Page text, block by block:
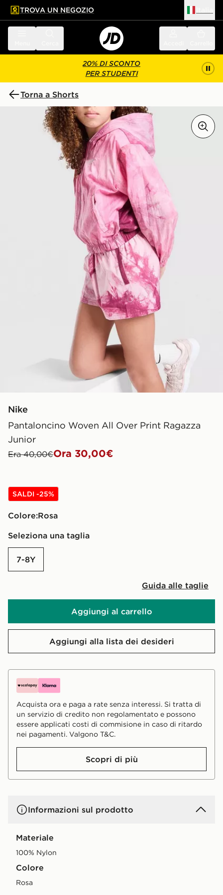
principale
a fondo pagina
TROVA UN NEGOZIO
20% DI SCONTO
PER STUDENTI
Torna a Shorts
Nike
Pantaloncino Woven All Over Print Ragazza
Junior
Era 40,00€Ora 30,00€
SALDI -25%
Colore: rosa
Seleziona una taglia
7-8Y
Guida alle taglie
Aggiungi al carrello
Aggiungi alla lista dei desideri
Acquista ora e paga a rate senza interessi. Si tratta di
un servizio di credito non regolamentato e possono
essere applicati costi di commisione in caso di ritardo
nei pagamenti. Valgono T&C.
Scopri di più
Informazioni sul prodotto
Materiale
100% Nylon
Colore
rosa